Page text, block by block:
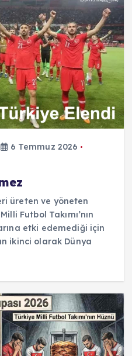
6 Temmuz 2026
üreten ve yöneten
Futbol Takımı’nın
etki edemediği için
ikinci olarak Dünya